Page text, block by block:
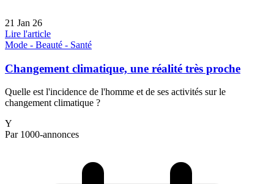
21 Jan 26
Lire l'article
Mode - Beauté - Santé
Changement climatique, une réalité très proche
Quelle est l'incidence de l'homme et de ses activités sur le
changement climatique ?
Y
Par 1000-annonces